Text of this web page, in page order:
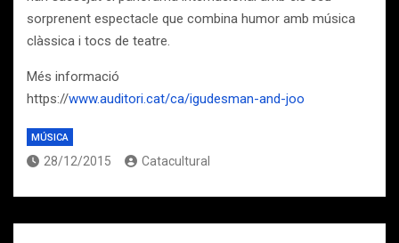
sorprenent espectacle que combina humor amb música
clàssica i tocs de teatre.
Més informació
https://www.auditori.cat/ca/igudesman-and-joo
MÚSICA
28/12/2015 Catacultural